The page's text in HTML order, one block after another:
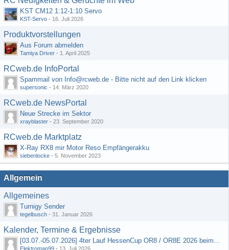
KST CM12 1:12-1:10 Servo
KST-Servo - 16. Juli 2026
Produktvorstellungen
Aus Forum abmelden
Tamiya Driver - 1. April 2025
RCweb.de InfoPortal
Spammail von Info@rcweb.de - Bitte nicht auf den Link klicken
supersonic - 14. März 2020
RCweb.de NewsPortal
Neue Strecke im Sektor
xrayblaster - 23. September 2020
RCweb.de Marktplatz
X-Ray RX8 mir Motor Reso Empfängerakku
siebenlocke - 5. November 2023
Allgemein
Allgemeines
Turnigy Sender
tegelbusch - 31. Januar 2026
Kalender, Termine & Ergebnisse
[03.07.-05.07.2026] 4ter Lauf HessenCup OR8 / OR8E 2026 beim MSV Linsengericht e.V.
Elektroman99 - 13. Juli 2026